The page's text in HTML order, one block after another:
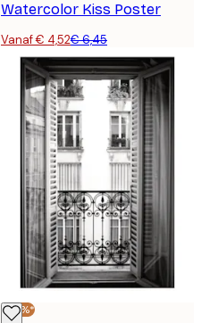
Watercolor Kiss Poster
Vanaf € 4,52€ 6,45
-30%*